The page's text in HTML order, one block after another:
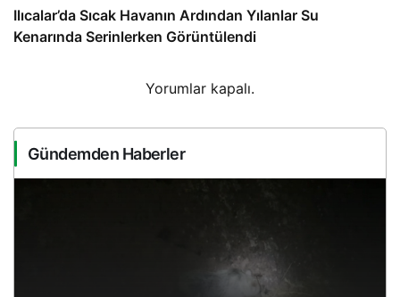
Ilıcalar’da Sıcak Havanın Ardından Yılanlar Su
Kenarında Serinlerken Görüntülendi
Yorumlar kapalı.
Gündemden Haberler